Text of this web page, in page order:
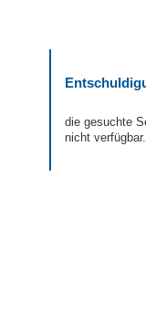
die gesuchte
nicht verfügbar.